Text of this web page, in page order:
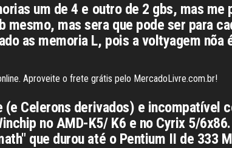
um de 4 e outro de 2 gbs, mas me
mas sera que pode ser para
as memoria L, pois a voltyagem nõa
Aproveite o frete grátis pelo MercadoLivre.com.br!
Celerons derivados) e incompatível
no AMD-K5/ K6 e no Cyrix 5/
que durou até o Pentium II de 333